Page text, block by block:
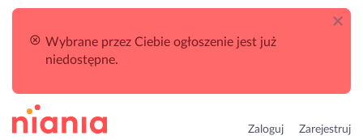
Wybrane przez Ciebie ogłoszenie jest już
niedostępne.
Zaloguj Zarejestruj